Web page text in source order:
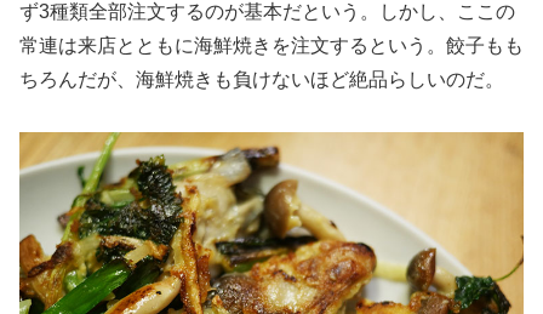
ず3種類全部注文するのが基本だという。しかし、ここの
常連は来店とともに海鮮焼きを注文するという。餃子もも
ちろんだが、海鮮焼きも負けないほど絶品らしいのだ。